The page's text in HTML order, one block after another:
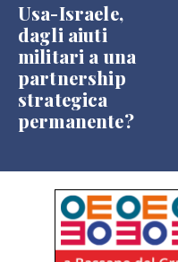
Usa-Israele,
dagli aiuti
militari a una
partnership
strategica
permanente?